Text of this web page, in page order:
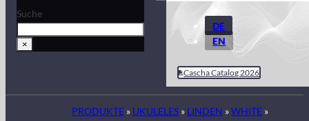
Suche
×
DE
EN
Cascha Catalog 2026
PRODUKTE » UKULELES » LINDEN »WHITE »